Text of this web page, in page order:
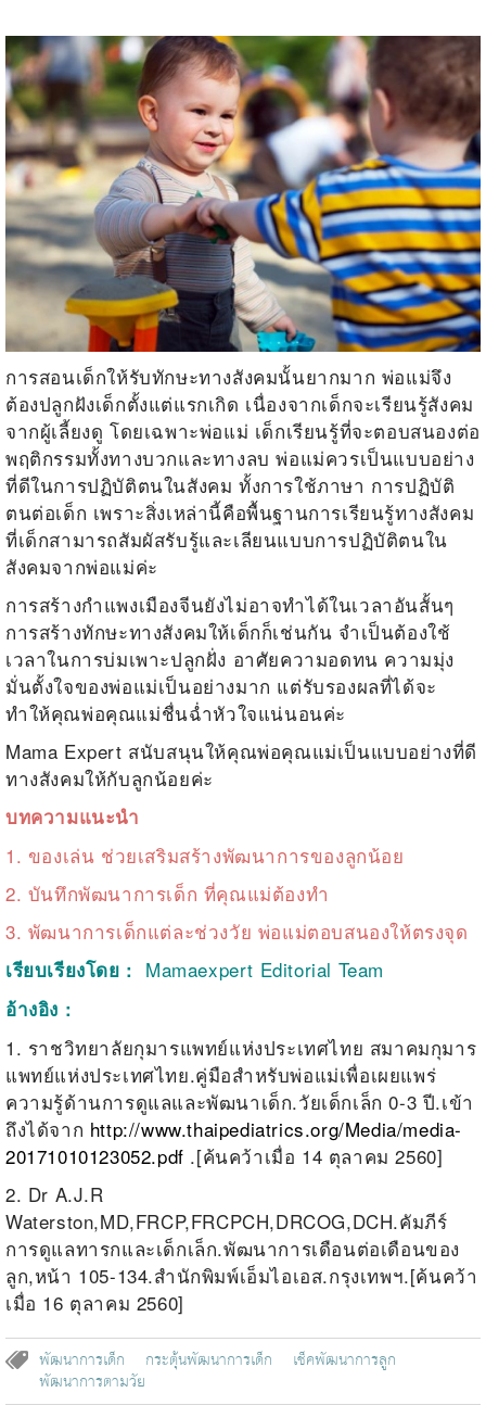
การสอนเด็กให้รับทักษะทางสังคมนั้นยากมาก พ่อแม่จึง
ต้องปลูกฝังเด็กตั้งแต่แรกเกิด เนื่องจากเด็กจะเรียนรู้สังคม
จากผู้เลี้ยงดู โดยเฉพาะพ่อแม่ เด็กเรียนรู้ที่จะตอบสนองต่อ
พฤติกรรมทั้งทางบวกและทางลบ พ่อแม่ควรเป็นแบบอย่าง
ที่ดีในการปฏิบัติตนในสังคม ทั้งการใช้ภาษา การปฏิบัติ
ตนต่อเด็ก เพราะสิ่งเหล่านี้คือพื้นฐานการเรียนรู้ทางสังคม
ที่เด็กสามารถสัมผัสรับรู้และเลียนแบบการปฏิบัติตนใน
สังคมจากพ่อแม่ค่ะ
การสร้างกำแพงเมืองจีนยังไม่อาจทำได้ในเวลาอันสั้นๆ
การสร้างทักษะทางสังคมให้เด็กก็เช่นกัน จำเป็นต้องใช้
เวลาในการบ่มเพาะปลูกฝั่ง อาศัยความอดทน ความมุ่ง
มั่นตั้งใจของพ่อแม่เป็นอย่างมาก แต่รับรองผลที่ได้จะ
ทำให้คุณพ่อคุณแม่ชื่นฉ่ำหัวใจแน่นอนค่ะ
Mama Expert สนับสนุนให้คุณพ่อคุณแม่เป็นแบบอย่างที่ดี
ทางสังคมให้กับลูกน้อยค่ะ
บทความแนะนำ
1. ของเล่น ช่วยเสริมสร้างพัฒนาการของลูกน้อย
2. บันทึกพัฒนาการเด็ก ที่คุณแม่ต้องทำ
3. พัฒนาการเด็กแต่ละช่วงวัย พ่อแม่ตอบสนองให้ตรงจุด
เรียบเรียงโดย : Mamaexpert Editorial Team
อ้างอิง :
1. ราชวิทยาลัยกุมารแพทย์แห่งประเทศไทย สมาคมกุมาร
แพทย์แห่งประเทศไทย.คู่มือสำหรับพ่อแม่เพื่อเผยแพร่
ความรู้ด้านการดูแลและพัฒนาเด็ก.วัยเด็กเล็ก 0-3 ปี.เข้า
ถึงได้จาก http://www.thaipediatrics.org/Media/media-
20171010123052.pdf .[ค้นคว้าเมื่อ 14 ตุลาคม 2560]
2. Dr A.J.R
Waterston,MD,FRCP,FRCPCH,DRCOG,DCH.คัมภีร์
การดูแลทารกและเด็กเล็ก.พัฒนาการเดือนต่อเดือนของ
ลูก,หน้า 105-134.สำนักพิมพ์เอ็มไอเอส.กรุงเทพฯ.[ค้นคว้า
เมื่อ 16 ตุลาคม 2560]
พัฒนาการเด็ก กระตุ้นพัฒนาการเด็ก
เช็คพัฒนาการลูก
พัฒนาการตามวัย